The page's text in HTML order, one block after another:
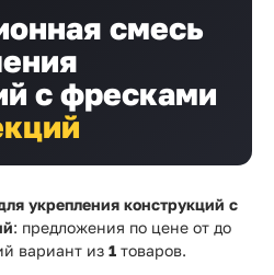
смесь
с фресками
укрепления конструкций с
: предложения по цене от до
вариант из 1 товаров.